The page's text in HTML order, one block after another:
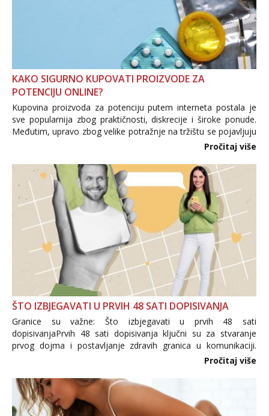
KAKO SIGURNO KUPOVATI PROIZVODE ZA
POTENCIJU ONLINE?
Kupovina proizvoda za potenciju putem interneta postala je
sve popularnija zbog praktičnosti, diskrecije i široke ponude.
Međutim, upravo zbog velike potražnje na tržištu se pojavljuju
i brojni krivotvoreni proizvodi, nepouzdane internetske
Pročitaj više
ŠTO IZBJEGAVATI U PRVIH 48 SATI DOPISIVANJA
Granice su važne: Što izbjegavati u prvih 48 sati
dopisivanjaPrvih 48 sati dopisivanja ključni su za stvaranje
prvog dojma i postavljanje zdravih granica u komunikaciji.
Važno je izbjeći prebrzo otkrivanje osobnih ili intimnih
informacija, jer nepoznata osoba još nije zaslužila to
povjerenje. Takođe...
Pročitaj više